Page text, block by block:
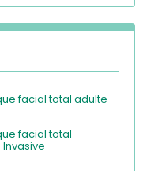
facial total adulte
facial total